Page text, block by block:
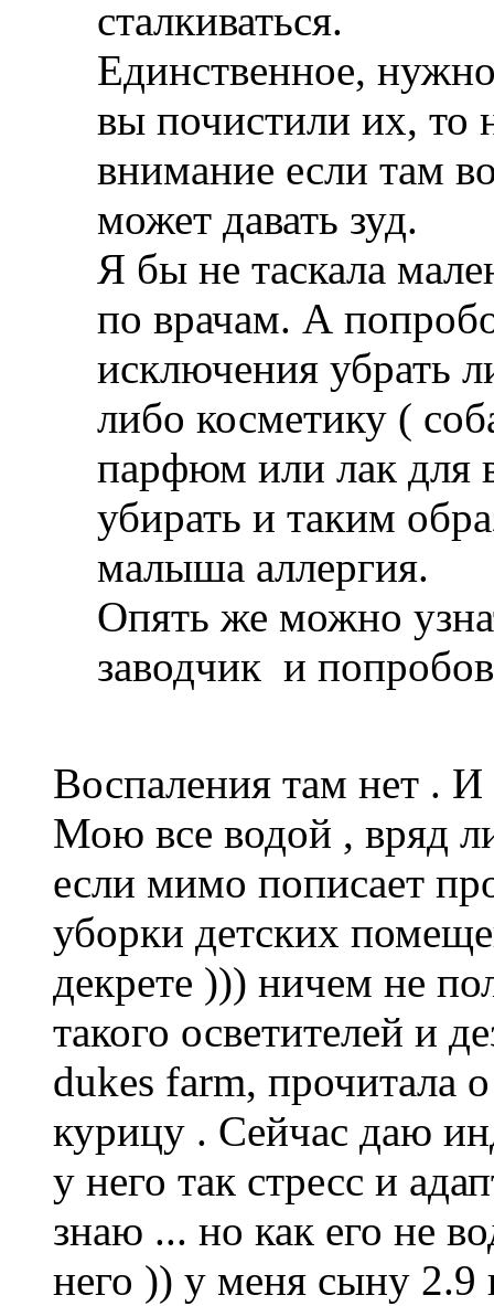
сталкиваться.
Единственное,
вы почистили их, то
внимание если там
может давать зуд.
Я бы не таскала
по врачам. А
исключения убрать
либо косметику (
парфюм или лак для
убирать и таким
малыша аллергия.
Опять же можно
заводчик и
Воспаления там нет . И
Мою все водой , вряд
если мимо пописает
уборки детских
декрете ))) ничем не
такого осветителей и
dukes farm, прочитала
курицу . Сейчас даю
у него так стресс и
знаю ... но как его не
него )) у меня сыну 2.9